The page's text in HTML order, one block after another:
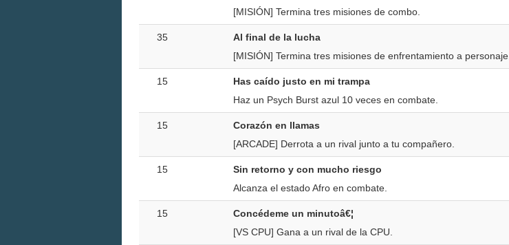
[MISIÓN] Termina tres misiones de combo.
35
Al final de la lucha
[MISIÓN] Termina tres misiones de enfrentamiento a personaje.
15
Has caído justo en mi trampa
Haz un Psych Burst azul 10 veces en combate.
15
Corazón en llamas
[ARCADE] Derrota a un rival junto a tu compañero.
15
Sin retorno y con mucho riesgo
Alcanza el estado Afro en combate.
15
Concédeme un minutoâ€¦
[VS CPU] Gana a un rival de la CPU.